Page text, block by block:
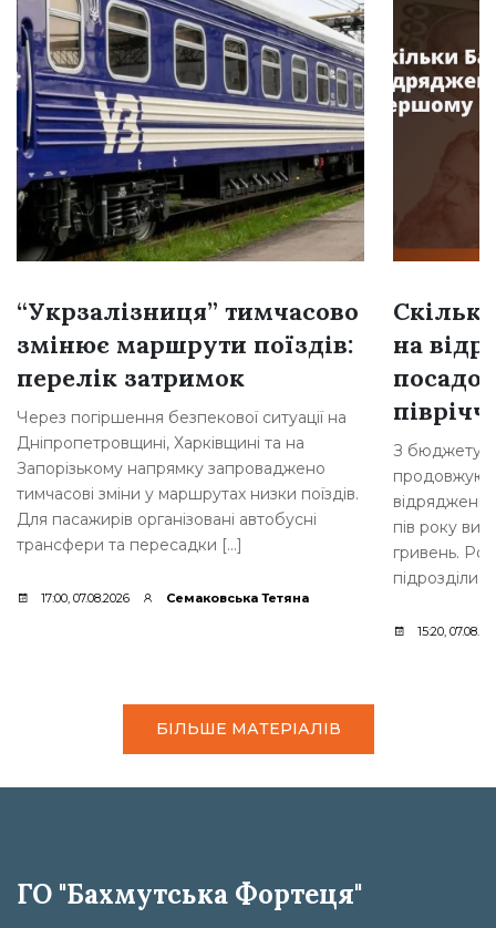
“Укрзалізниця” тимчасово
змінює маршрути поїздів:
перелік затримок
Через погіршення безпекової ситуації на
Дніпропетровщині, Харківщині та на
Запорізькому напрямку запроваджено
тимчасові зміни у маршрутах низки поїздів.
Для пасажирів організовані автобусні
трансфери та пересадки […]
17:00, 07.08.2026 Семаковська Тетяна
на
З бюджету
пів року
гривень.
підрозділи
15:20,
БІЛЬШЕ МАТЕРІАЛІВ
ГО "Бахмутська Фортеця"